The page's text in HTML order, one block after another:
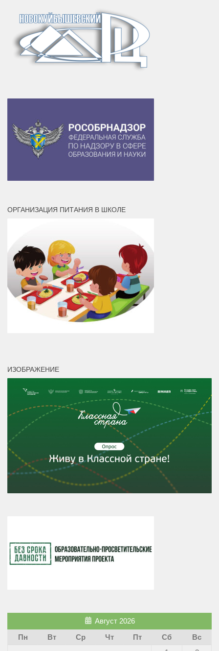
ОРГАНИЗАЦИЯ ПИТАНИЯ В ШКОЛЕ
ИЗОБРАЖЕНИЕ
Август 2026
Пн
Вт Ср Чт Пт Сб
Вс